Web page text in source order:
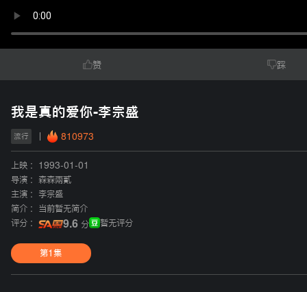
赞 踩
我是真的爱你-李宗盛
流行 810973
上映 :
1993-01-01
导演 :
森森兩貳
主演 :
李宗盛
简介 :
当前暂无简介
评分 :
9.6 分 暂无评分
第1集